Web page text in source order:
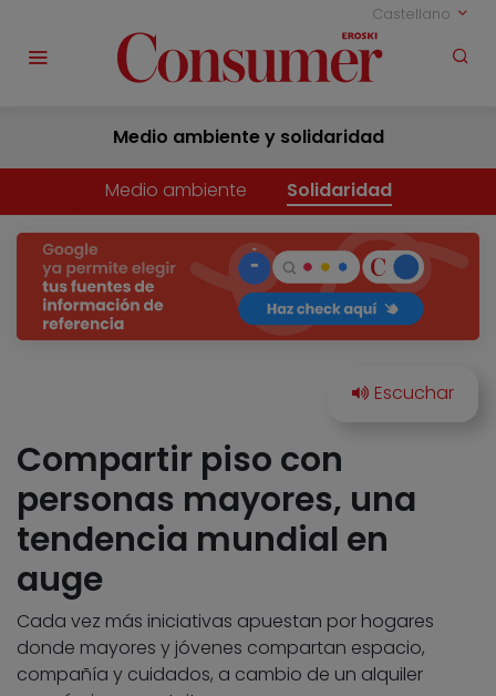
Castellano
Medio ambiente y solidaridad
Medio ambiente Solidaridad
Compartir piso con
personas mayores, una
tendencia mundial en
auge
Cada vez más iniciativas apuestan por hogares
donde mayores y jóvenes compartan espacio,
compañía y cuidados, a cambio de un alquiler